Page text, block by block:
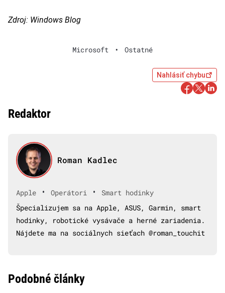
Zdroj: Windows Blog
Microsoft • Ostatné
Nahlásiť chybu
Redaktor
Roman Kadlec
Apple • Operátori •
Smart hodinky
Špecializujem sa na Apple, ASUS, Garmin, smart
hodinky, robotické vysávače a herné zariadenia.
Nájdete ma na sociálnych sieťach @roman_touchit
Podobné články